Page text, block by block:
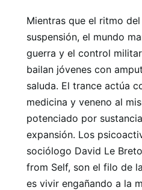
Mientras que el ritmo
suspensión, el mundo
guerra y el control
bailan jóvenes con
saluda. El trance actúa
medicina y veneno al
potenciado por
expansión. Los
sociólogo David Le
from Self, son el filo de
es vivir engañando a la